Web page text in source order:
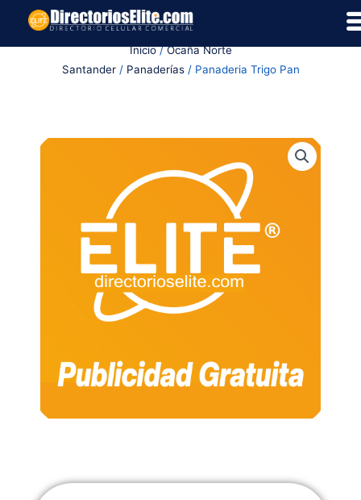
Inicio/Ocaña Norte
Santander/ Panaderías/ Panaderia Trigo Pan